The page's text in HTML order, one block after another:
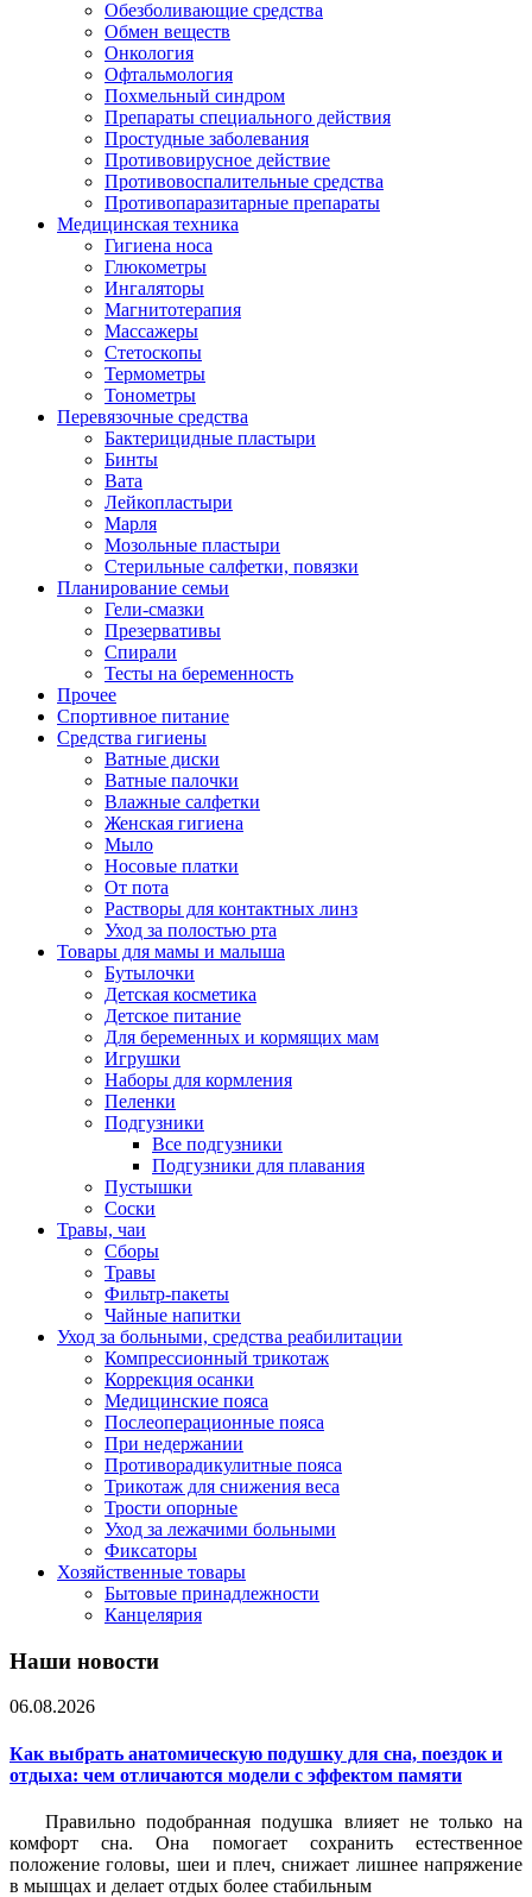
Обезболивающие средства
Обмен веществ
Онкология
Офтальмология
Похмельный синдром
Препараты специального действия
Простудные заболевания
Противовирусное действие
Противовоспалительные средства
Противопаразитарные препараты
Медицинская техника
Гигиена носа
Глюкометры
Ингаляторы
Магнитотерапия
Массажеры
Стетоскопы
Термометры
Тонометры
Перевязочные средства
Бактерицидные пластыри
Бинты
Вата
Лейкопластыри
Марля
Мозольные пластыри
Стерильные салфетки, повязки
Планирование семьи
Гели-смазки
Презервативы
Спирали
Тесты на беременность
Прочее
Спортивное питание
Средства гигиены
Ватные диски
Ватные палочки
Влажные салфетки
Женская гигиена
Мыло
Носовые платки
От пота
Растворы для контактных линз
Уход за полостью рта
Товары для мамы и малыша
Бутылочки
Детская косметика
Детское питание
Для беременных и кормящих мам
Игрушки
Наборы для кормления
Пеленки
Подгузники
Все подгузники
Подгузники для плавания
Пустышки
Соски
Травы, чаи
Сборы
Травы
Фильтр-пакеты
Чайные напитки
Уход за больными, средства реабилитации
Компрессионный трикотаж
Коррекция осанки
Медицинские пояса
Послеоперационные пояса
При недержании
Противорадикулитные пояса
Трикотаж для снижения веса
Трости опорные
Уход за лежачими больными
Фиксаторы
Хозяйственные товары
Бытовые принадлежности
Канцелярия
Наши новости
06.08.2026
Как выбрать анатомическую подушку для сна, поездок и
отдыха: чем отличаются модели с эффектом памяти
Правильно подобранная подушка влияет не только на
комфорт сна. Она помогает сохранить естественное
положение головы, шеи и плеч, снижает лишнее напряжение
в мышцах и делает отдых более стабильным